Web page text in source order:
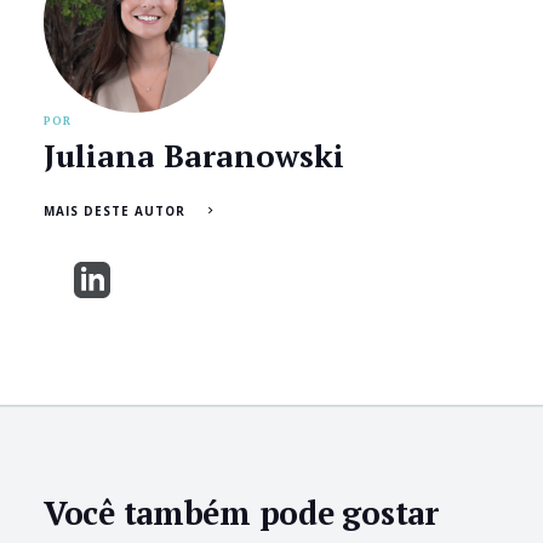
POR
Juliana Baranowski
MAIS DESTE AUTOR
Você também pode gostar